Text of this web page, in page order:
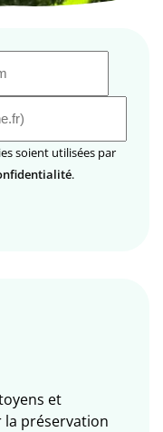
.
et
la préservation